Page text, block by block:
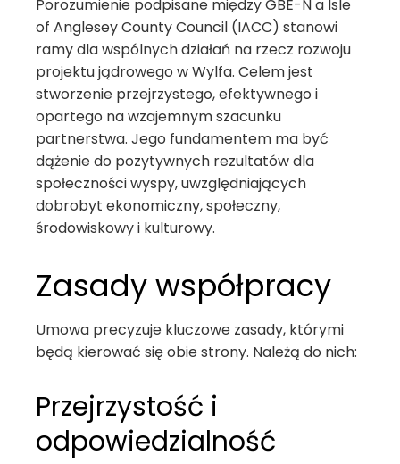
Porozumienie podpisane między GBE-N a Isle
of Anglesey County Council (IACC) stanowi
ramy dla wspólnych działań na rzecz rozwoju
projektu jądrowego w Wylfa. Celem jest
stworzenie przejrzystego, efektywnego i
opartego na wzajemnym szacunku
partnerstwa. Jego fundamentem ma być
dążenie do pozytywnych rezultatów dla
społeczności wyspy, uwzględniających
dobrobyt ekonomiczny, społeczny,
środowiskowy i kulturowy.
Zasady współpracy
Umowa precyzuje kluczowe zasady, którymi
będą kierować się obie strony. Należą do nich:
Przejrzystość i
odpowiedzialność